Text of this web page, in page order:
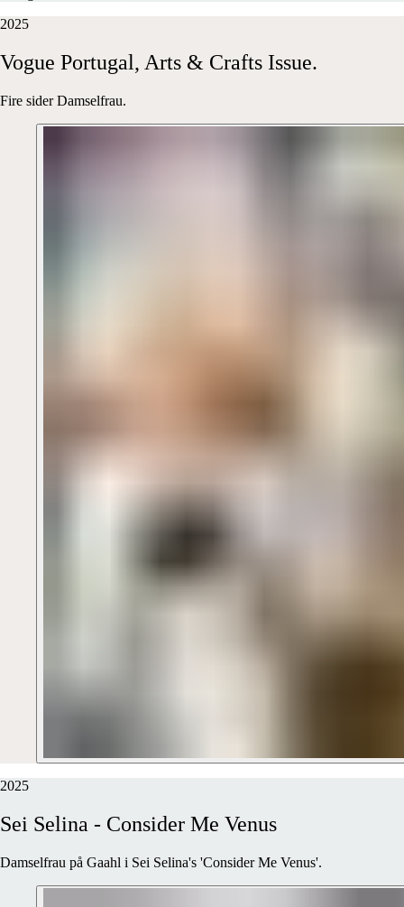
2025
Vogue Portugal, Arts & Crafts Issue.
Fire sider Damselfrau.
2025
Sei Selina - Consider Me Venus
Damselfrau på Gaahl i Sei Selina's 'Consider Me Venus'.